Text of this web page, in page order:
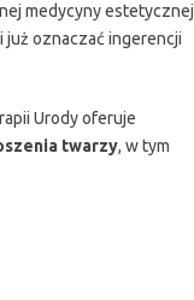
medycyny estetycznej
już oznaczać ingerencji
Urody oferuje
twarzy, w tym